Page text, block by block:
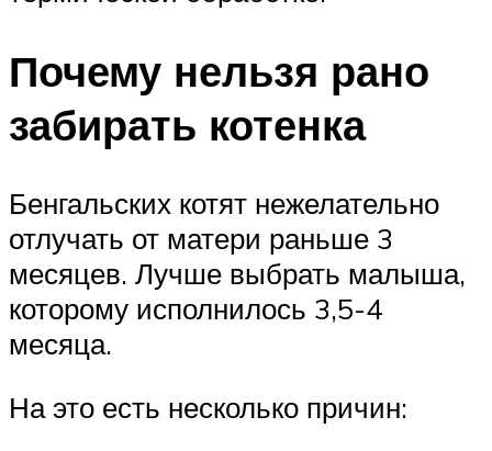
Почему нельзя рано
забирать котенка
Бенгальских котят нежелательно
отлучать от матери раньше 3
месяцев. Лучше выбрать малыша,
которому исполнилось 3,5-4
месяца.
На это есть несколько причин: